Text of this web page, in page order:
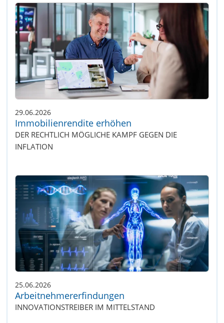
29.06.2026
Immobilienrendite erhöhen
DER RECHTLICH MÖGLICHE KAMPF GEGEN DIE
INFLATION
25.06.2026
Arbeitnehmererfindungen
INNOVATIONSTREIBER IM MITTELSTAND